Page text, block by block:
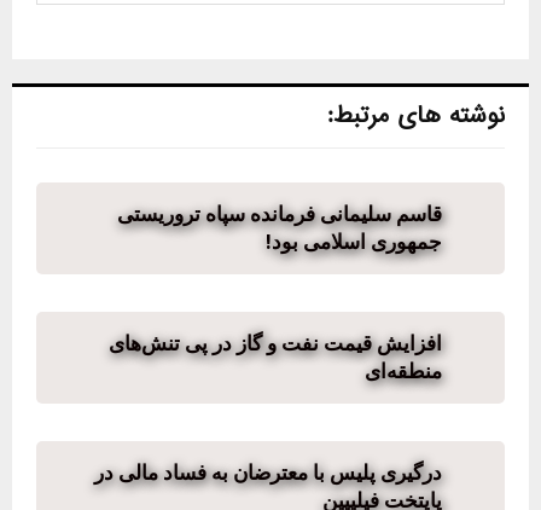
نوشته های مرتبط:
قاسم سلیمانی فرمانده سپاه تروریستی
جمهوری اسلامی بود!
افزایش قیمت نفت و گاز در پی تنش‌های
منطقه‌ای
درگیری پلیس با معترضان به فساد مالی در
پایتخت فیلیپین